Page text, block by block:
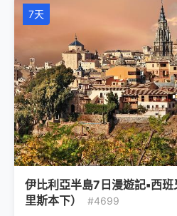
7天
伊比利亞半島7日漫遊記▪西
里斯本下）
#4699